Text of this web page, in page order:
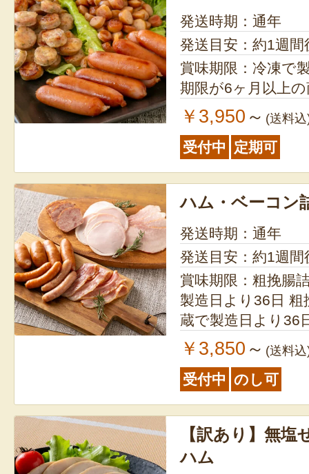
発送時期：通年
発送目安：約1週間
賞味期限：冷凍で製
期限が6ヶ月以上
￥3,950 ～ (送料
受付中 定期可
ハム・ベーコン
発送時期：通年
発送目安：約1週間
賞味期限：粗挽腸
製造日より36日 粗挽腸詰フランク／冷
蔵で製造日より36日 唐蘇（カラソ
／冷蔵で製造日より40日
（スライス・ブロ
より29日 ももハム／冷蔵で製造日より
／冷蔵で製造日より40日 ポ
／冷蔵で製造日より36日 ※
20日以上の商品を
￥3,850 ～ (送料
受付中 のし可
【訳あり】無塩
ハム